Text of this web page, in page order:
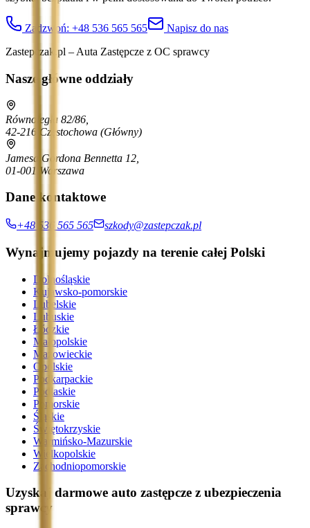
Zadzwoń: +48 536 565 565
Napisz do nas
Zastepczak.pl – Auta Zastępcze z OC sprawcy
Nasze główne oddziały
Równoległa 82/86,
42-216 Częstochowa (Główny)
Jamesa Gordona Bennetta 12,
01-001 Warszawa
Dane kontaktowe
+48 536 565 565 szkody@zastepczak.pl
Wynajmujemy pojazdy na terenie całej Polski
Dolnośląskie
Kujawsko-pomorskie
Lubelskie
Lubuskie
Łódzkie
Małopolskie
Mazowieckie
Opolskie
Podkarpackie
Podlaskie
Pomorskie
Śląskie
Świętokrzyskie
Warmińsko-Mazurskie
Wielkopolskie
Zachodniopomorskie
Uzyskaj darmowe auto zastępcze z ubezpieczenia
sprawcy